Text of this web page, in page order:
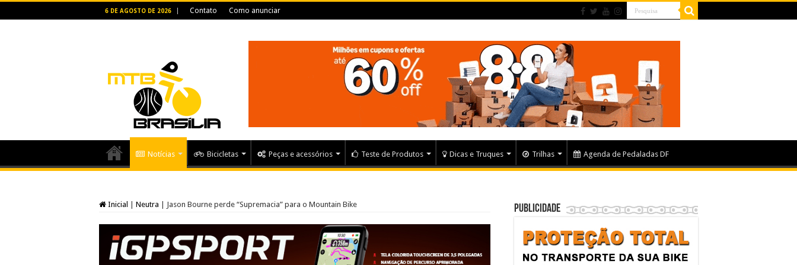
6 DE AGOSTO DE 2026 Contato Como anunciar
Notícias Bicicletas Peças e acessórios Teste de Produtos Dicas e Truques Trilhas Agenda de Pedaladas DF
Inicial Neutra Jason Bourne perde “Supremacia” para o Mountain Bike Publicidade